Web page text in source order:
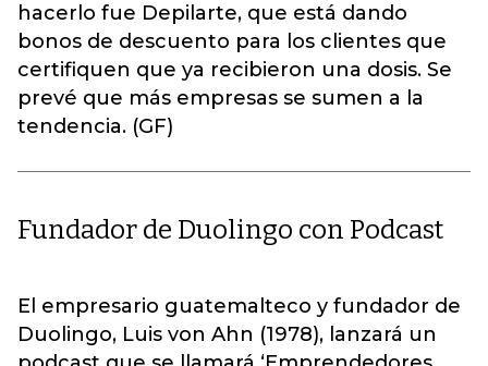
hacerlo fue Depilarte, que está dando
bonos de descuento para los clientes que
certifiquen que ya recibieron una dosis. Se
prevé que más empresas se sumen a la
tendencia. (GF)
Fundador de Duolingo con Podcast
El empresario guatemalteco y fundador de
Duolingo, Luis von Ahn (1978), lanzará un